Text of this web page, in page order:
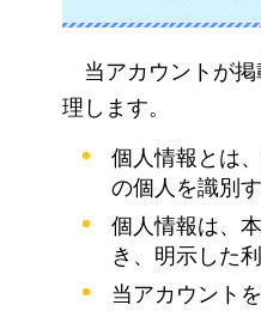
当アカウント が
理します。
個人情報とは
の個人を識別
個人情報は、
き、明示した
当アカウント